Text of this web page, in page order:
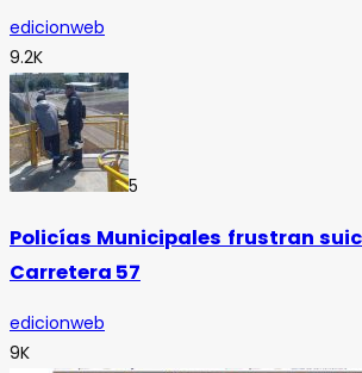
edicionweb
9.2K
5
Policías Municipales frustran
Carretera 57
edicionweb
9K